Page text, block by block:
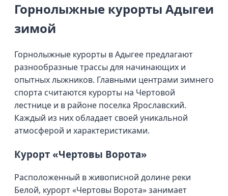
Горнолыжные курорты Адыгеи
зимой
Горнолыжные курорты в Адыгее предлагают
разнообразные трассы для начинающих и
опытных лыжников. Главными центрами зимнего
спорта считаются курорты на Чертовой
лестнице и в районе поселка Ярославский.
Каждый из них обладает своей уникальной
атмосферой и характеристиками.
Курорт «Чертовы Ворота»
Расположенный в живописной долине реки
Белой, курорт «Чертовы Ворота» занимает